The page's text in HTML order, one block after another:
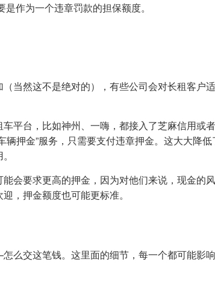
作为一个违章罚款的担保额度。
当然这不是绝对的），有些公司会对长租客户
平台，比如神州、一嗨，都接入了芝麻信用或
押金”服务，只需要支付违章押金。这大大降低
会要求更高的押金，因为对他们来说，现金的
，押金额度也可能更标准。
么交这笔钱。这里面的细节，每一个都可能影